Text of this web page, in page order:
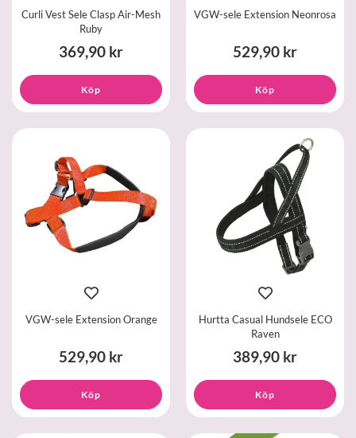
Curli Vest Sele Clasp Air-Mesh
Ruby
369,90 kr
Köp
VGW-sele Extension Neonrosa
529,90 kr
Köp
VGW-sele Extension Orange
529,90 kr
Köp
Hurtta Casual Hundsele ECO
Raven
389,90 kr
Köp